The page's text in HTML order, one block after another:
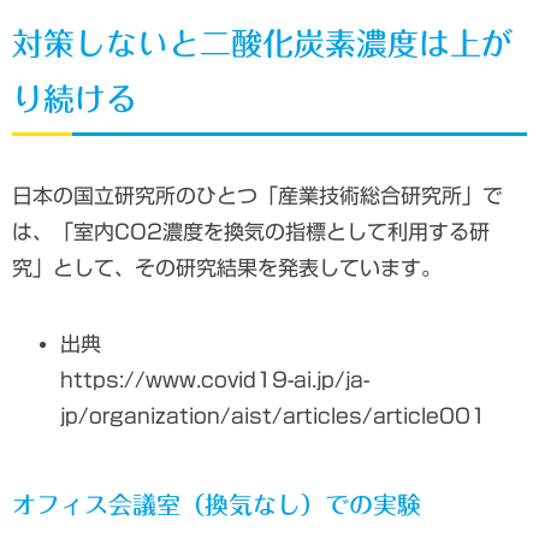
対策しないと二酸化炭素濃度は上が
り続ける
日本の国立研究所のひとつ「産業技術総合研究所」で
は、「室内CO2濃度を換気の指標として利用する研
究」として、その研究結果を発表しています。
出典
https://www.covid19-ai.jp/ja-
jp/organization/aist/articles/article001
オフィス会議室（換気なし）での実験